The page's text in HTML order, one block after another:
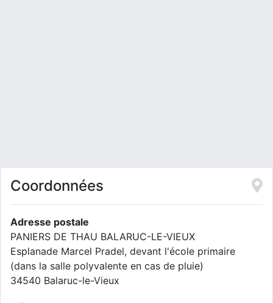
Coordonnées
Adresse postale
PANIERS DE THAU BALARUC-LE-VIEUX
Esplanade Marcel Pradel, devant l'école primaire
(dans la salle polyvalente en cas de pluie)
34540 Balaruc-le-Vieux